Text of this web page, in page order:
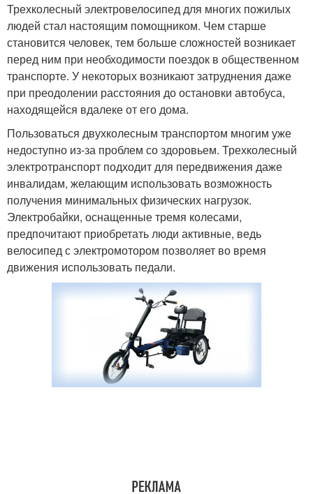
Трехколесный электровелосипед для многих пожилых
людей стал настоящим помощником. Чем старше
становится человек, тем больше сложностей возникает
перед ним при необходимости поездок в общественном
транспорте. У некоторых возникают затруднения даже
при преодолении расстояния до остановки автобуса,
находящейся вдалеке от его дома.
Пользоваться двухколесным транспортом многим уже
недоступно из-за проблем со здоровьем. Трехколесный
электротранспорт подходит для передвижения даже
инвалидам, желающим использовать возможность
получения минимальных физических нагрузок.
Электробайки, оснащенные тремя колесами,
предпочитают приобретать люди активные, ведь
велосипед с электромотором позволяет во время
движения использовать педали.